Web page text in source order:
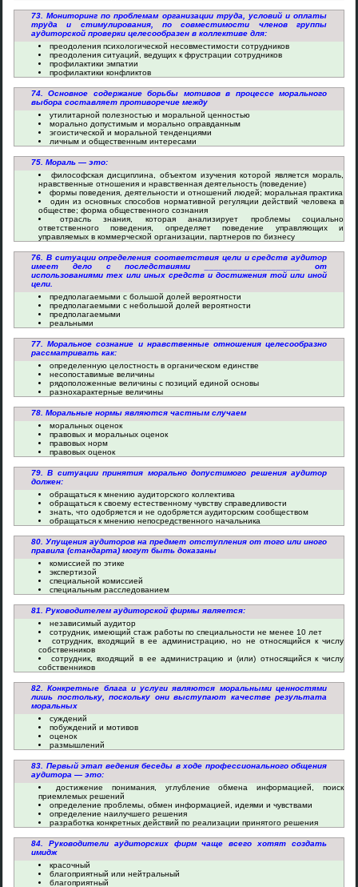
73. Мониторинг по проблемам организации труда, условий и оплаты
труда и стимулирования, по совместимости членов группы
аудиторской проверки целесообразен в коллективе для:
преодоления психологической несовместимости сотрудников
преодоления ситуаций, ведущих к фрустрации сотрудников
профилактики эмпатии
профилактики конфликтов
74. Основное содержание борьбы мотивов в процессе морального
выбора составляет противоречие между
утилитарной полезностью и моральной ценностью
морально допустимым и морально оправданным
эгоистической и моральной тенденциями
личным и общественным интересами
75. Мораль — это:
философская дисциплина, объектом изучения которой является мораль,
нравственные отношения и нравственная деятельность (поведение)
формы поведения, деятельности и отношений людей; моральная практика
один из основных способов нормативной регуляции действий человека в
обществе; форма общественного сознания
отрасль знания, которая анализирует проблемы социально
ответственного поведения, определяет поведение управляющих и
управляемых в коммерческой организации, партнеров по бизнесу
76. В ситуации определения соответствия цели и средств аудитор
имеет дело с последствиями ____________________ от
использованиями тех или иных средств и достижения той или иной
цели.
предполагаемыми с большой долей вероятности
предполагаемыми с небольшой долей вероятности
предполагаемыми
реальными
77. Моральное сознание и нравственные отношения целесообразно
рассматривать как:
определенную целостность в органическом единстве
несопоставимые величины
рядоположенные величины с позиций единой основы
разнохарактерные величины
78. Моральные нормы являются частным случаем
моральных оценок
правовых и моральных оценок
правовых норм
правовых оценок
79. В ситуации принятия морально допустимого решения аудитор
должен:
обращаться к мнению аудиторского коллектива
обращаться к своему естественному чувству справедливости
знать, что одобряется и не одобряется аудиторским сообществом
обращаться к мнению непосредственного начальника
80. Упущения аудиторов на предмет отступления от того или иного
правила (стандарта) могут быть доказаны
комиссией по этике
экспертизой
специальной комиссией
специальным расследованием
81. Руководителем аудиторской фирмы является:
независимый аудитор
сотрудник, имеющий стаж работы по специальности не менее 10 лет
сотрудник, входящий в ее администрацию, но не относящийся к числу
собственников
сотрудник, входящий в ее администрацию и (или) относящийся к числу
собственников
82. Конкретные блага и услуги являются моральными ценностями
лишь постольку, поскольку они выступают качестве результата
моральных
суждений
побуждений и мотивов
оценок
размышлений
83. Первый этап ведения беседы в ходе профессионального общения
аудитора — это:
достижение понимания, углубление обмена информацией, поиск
приемлемых решений
определение проблемы, обмен информацией, идеями и чувствами
определение наилучшего решения
разработка конкретных действий по реализации принятого решения
84. Руководители аудиторских фирм чаще всего хотят создать
имидж
красочный
благоприятный или нейтральный
благоприятный